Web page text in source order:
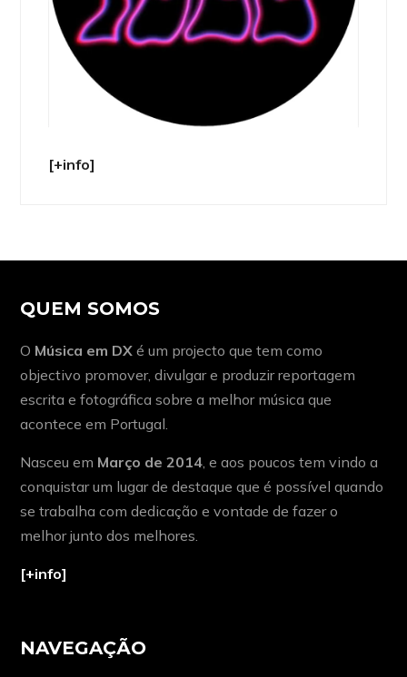
[+info]
QUEM SOMOS
O Música em DX é um projecto que tem como
objectivo promover, divulgar e produzir reportagem
escrita e fotográfica sobre a melhor música que
acontece em Portugal.
Nasceu em Março de 2014 , e aos poucos tem vindo a
conquistar um lugar de destaque que é possível quando
se trabalha com dedicação e vontade de fazer o
melhor junto dos melhores.
[+info]
NAVEGAÇÃO